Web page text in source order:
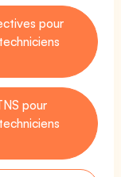
pour
pour